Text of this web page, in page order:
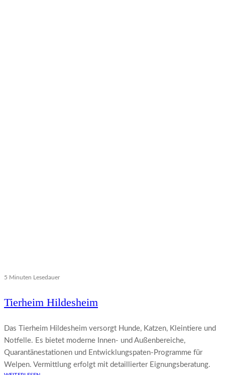
5 Minuten Lesedauer
Tierheim Hildesheim
Das Tierheim Hildesheim versorgt Hunde, Katzen, Kleintiere und
Notfelle. Es bietet moderne Innen- und Außenbereiche,
Quarantänestationen und Entwicklungspaten-Programme für
Welpen. Vermittlung erfolgt mit detaillierter Eignungsberatung.